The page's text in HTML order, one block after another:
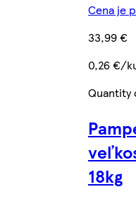
Cena je
33,99 €
0,26 €/
Quantity
18kg